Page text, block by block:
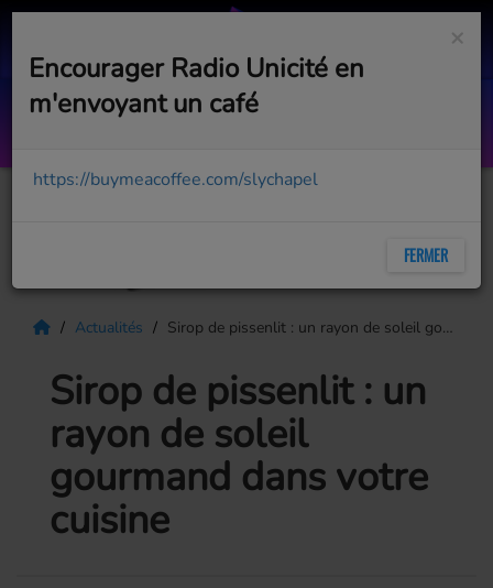
When Doves Cry
Actualités Sirop de pissenlit : un rayon de soleil gourmand dans votre cuisine
Sirop de pissenlit : un
rayon de soleil
gourmand dans votre
cuisine
×
Encourager Radio Unicité en
m'envoyant un café
https://buymeacoffee.com/slychapel
FERMER